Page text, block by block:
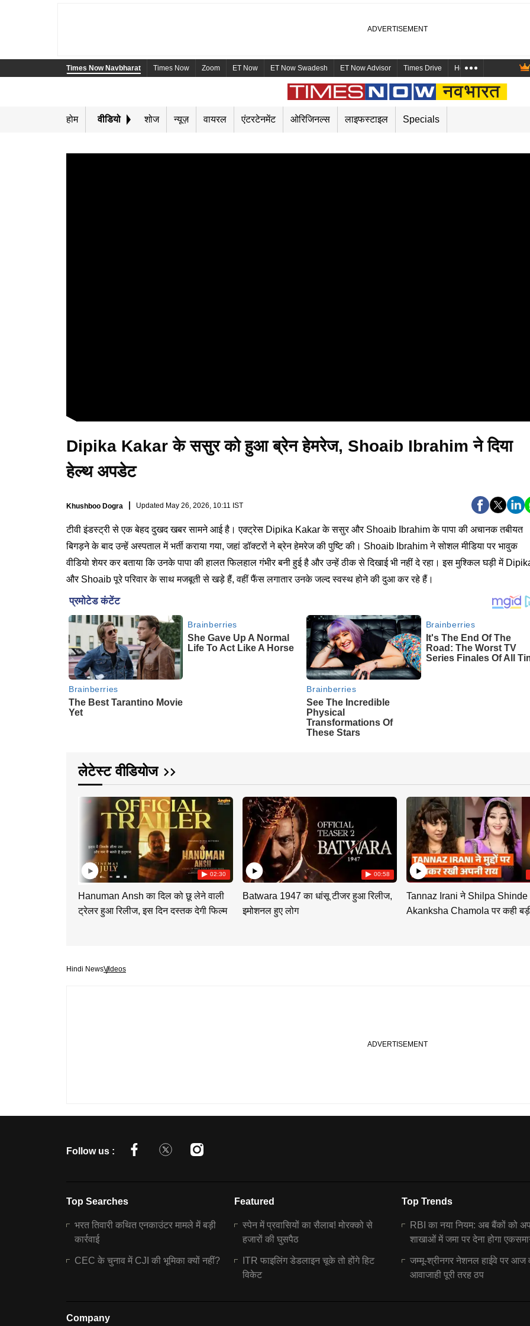
Times Now Navbharat Times Now Zoom ET Now ET Now Swadesh ET Now Advisor Times Drive Health and Me
होम वीडियो शोज न्यूज़ वायरल एंटरटेनमेंट ओरिजिनल्स लाइफस्टाइल Specials
Dipika Kakar के ससुर को हुआ ब्रेन हेमरेज, Shoaib Ibrahim ने दिया
हेल्थ अपडेट
Khushboo Dogra Updated May 26, 2026, 10:11 IST
टीवी इंडस्ट्री से एक बेहद दुखद खबर सामने आई है। एक्ट्रेस Dipika Kakar के ससुर और Shoaib Ibrahim के पापा की अचानक तबीयत
बिगड़ने के बाद उन्हें अस्पताल में भर्ती कराया गया, जहां डॉक्टरों ने ब्रेन हेमरेज की पुष्टि की। Shoaib Ibrahim ने सोशल मीडिया पर भावुक
वीडियो शेयर कर बताया कि उनके पापा की हालत फिलहाल गंभीर बनी हुई है और उन्हें ठीक से दिखाई भी नहीं दे रहा। इस मुश्किल घड़ी में
और Shoaib पूरे परिवार के साथ मजबूती से खड़े हैं, वहीं फैंस लगातार उनके जल्द स्वस्थ होने की दुआ कर रहे हैं।
लेटेस्ट वीडियोज
02:30
Hanuman Ansh का दिल को छू लेने वाली
ट्रेलर हुआ रिलीज, इस दिन दस्तक देगी फिल्म
00:58
Batwara 1947 का धांसू टीजर हुआ रिलीज,
इमोशनल हुए लोग
Tannaz Irani ने Shilpa
Akanksha Chamola पर कही
Hindi NewsVideos
Follow us :
Top Searches
भरत तिवारी कथित एनकाउंटर मामले में बड़ी
कार्रवाई
CEC के चुनाव में CJI की भूमिका क्यों नहीं?
Featured
स्पेन में प्रवासियों का सैलाब! मोरक्को से
हजारों की घुसपैठ
ITR फाइलिंग डेडलाइन चूके तो होंगे हिट
विकेट
Top Trends
RBI का नया नियम: अब बैंकों को
शाखाओं में जमा पर देना होगा
जम्मू-श्रीनगर नेशनल हाईवे पर आज
आवाजाही पूरी तरह ठप
Company